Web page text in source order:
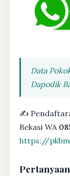
Data
Dapodik
✍
Bekasi WA
https://